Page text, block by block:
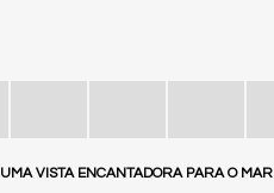
VISTA ENCANTADORA PARA O MAR